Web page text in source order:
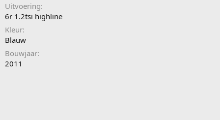
Uitvoering
6r 1.2tsi highline
Kleur
Blauw
Bouwjaar
2011